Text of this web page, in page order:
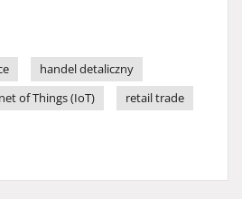
handel detaliczny
of Things (IoT)
retail trade